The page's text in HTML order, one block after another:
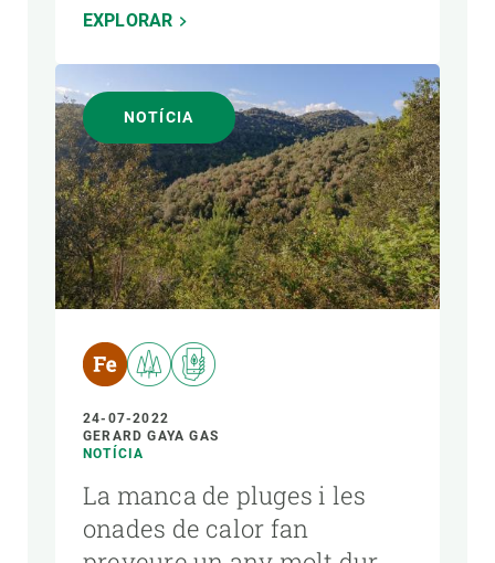
EXPLORAR
NOTÍCIA
24-07-2022
GERARD GAYA GAS
NOTÍCIA
La manca de pluges i les
onades de calor fan